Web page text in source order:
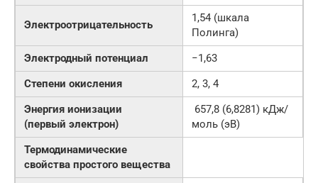
Электроотрицательность
1,54 (шкала
Полинга)
Электродный потенциал
−1,63
Степени окисления
2, 3, 4
Энергия ионизации
(первый электрон)
657,8 (6,8281) кДж/
моль (эВ)
Термодинамические
свойства простого вещества